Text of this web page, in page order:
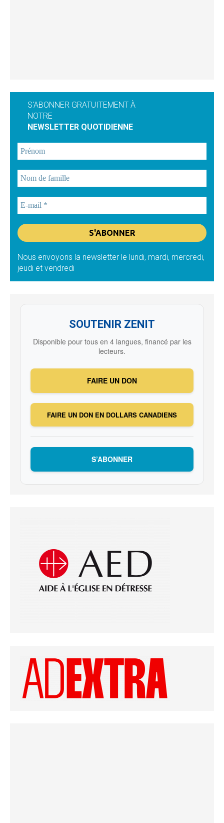
S'ABONNER GRATUITEMENT À
NOTRE
NEWSLETTER QUOTIDIENNE
Nous envoyons la newsletter le lundi, mardi, mercredi,
jeudi et vendredi
SOUTENIR ZENIT
Disponible pour tous en 4 langues, financé par les
lecteurs.
FAIRE UN DON
FAIRE UN DON EN DOLLARS CANADIENS
S’ABONNER